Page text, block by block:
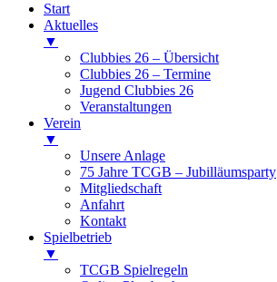
Start
Aktuelles
▼
Clubbies 26 – Übersicht
Clubbies 26 – Termine
Jugend Clubbies 26
Veranstaltungen
Verein
▼
Unsere Anlage
75 Jahre TCGB – Jubilläumsparty
Mitgliedschaft
Anfahrt
Kontakt
Spielbetrieb
▼
TCGB Spielregeln